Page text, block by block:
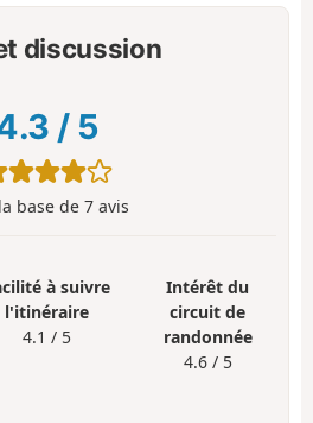
discussion
/ 5
base de 7 avis
à suivre
l'itinéraire
4.1 / 5
Intérêt du
circuit de
randonnée
4.6 / 5